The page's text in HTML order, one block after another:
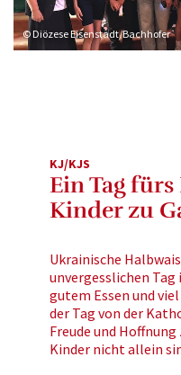
© Diözese Eisenstadt/Bachhofer
KJ/KJS
Ein Tag
Kinder zu
Ukrainische
unvergesslichen
gutem Essen und
der Tag von der
Freude und Hoffnung
Kinder nicht allein